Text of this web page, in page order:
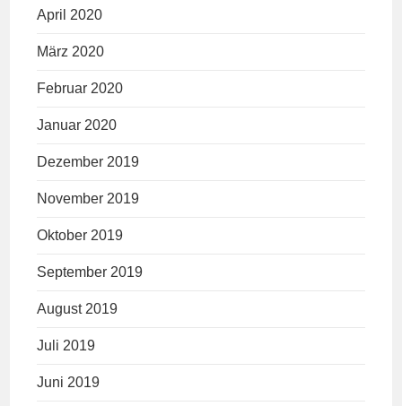
April 2020
März 2020
Februar 2020
Januar 2020
Dezember 2019
November 2019
Oktober 2019
September 2019
August 2019
Juli 2019
Juni 2019